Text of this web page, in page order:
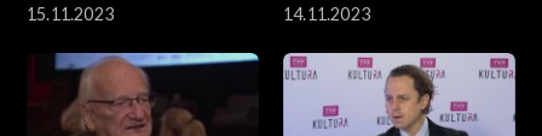
15.11.2023
14.11.2023